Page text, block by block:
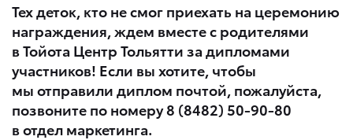
Тех деток, кто не смог приехать на церемонию
награждения, ждем вместе с родителями
в Тойота Центр Тольятти за дипломами
участников! Если вы хотите, чтобы
мы отправили диплом почтой, пожалуйста,
позвоните по номеру8 (8482) 50-90-80
в отдел маркетинга.